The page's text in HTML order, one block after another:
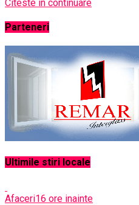
Citeste in continuare
Parteneri
Ultimile stiri locale
Afaceri16 ore inainte